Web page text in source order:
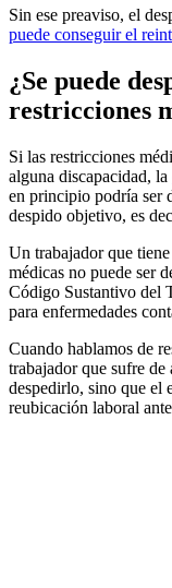
Sin ese preaviso, el
puede conseguir el
¿Se puede
restricciones
Si las restricciones
alguna discapacidad, la
en principio podría ser
despido objetivo, es
Un trabajador que
médicas no puede ser
Código Sustantivo del
para enfermedades
Cuando hablamos de
trabajador que sufre de
despedirlo, sino que el
reubicación laboral